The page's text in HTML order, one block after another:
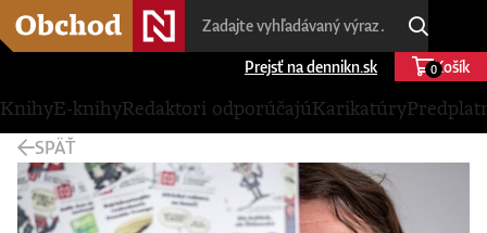
Prejsť na dennikn.sk Košík
0
KnihyE-knihyRedaktori odporúčajúKarikatúry
SPÄŤ